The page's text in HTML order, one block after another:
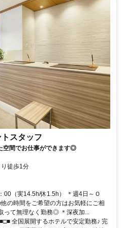
スタッフ
空間でお仕事ができます◎
徒歩1分
00（実14.5h/休1.5h） ＊週4日～Ｏ
の時間をご希望の方はお気軽にご相
って無理なく勤務◎ ＊深夜加...
全国展開するホテルで安定勤務♪ 完